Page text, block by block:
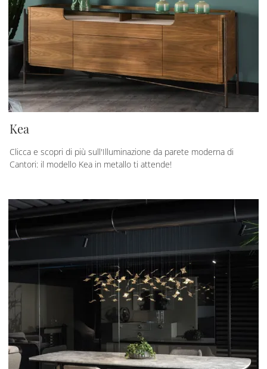
Kea
Clicca e scopri di più sull'Illuminazione da parete moderna di
Cantori: il modello Kea in metallo ti attende!